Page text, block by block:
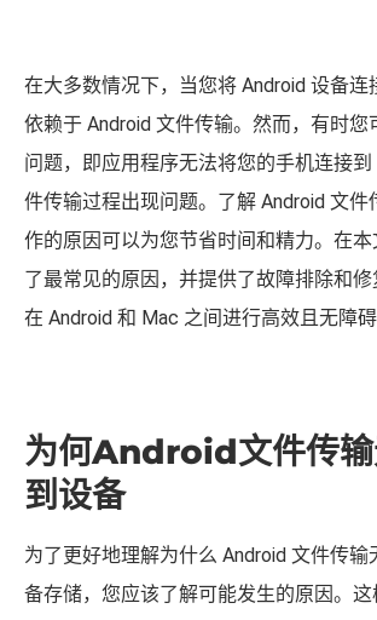
在大多数情况下，当您将 Android 设备连
依赖于 Android 文件传输。然而，有时您
问题，即应用程序无法将您的手机连接
件传输过程出现问题。了解 Android 文件
作的原因可以为您节省时间和精力。在
了最常见的原因，并提供了故障排除和
在 Android 和 Mac 之间进行高效且无障碍
为何Android文件传输
到设备
为了更好地理解为什么 Android 文件传输
备存储，您应该了解可能发生的原因。